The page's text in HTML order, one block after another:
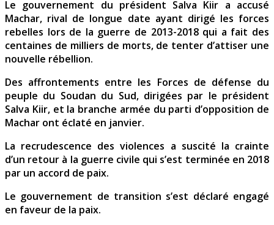
Le gouvernement du président Salva Kiir a accusé
Machar, rival de longue date ayant dirigé les forces
rebelles lors de la guerre de 2013-2018 qui a fait des
centaines de milliers de morts, de tenter d’attiser une
nouvelle rébellion.
Des affrontements entre les Forces de défense du
peuple du Soudan du Sud, dirigées par le président
Salva Kiir, et la branche armée du parti d’opposition de
Machar ont éclaté en janvier.
La recrudescence des violences a suscité la crainte
d’un retour à la guerre civile qui s’est terminée en 2018
par un accord de paix.
Le gouvernement de transition s’est déclaré engagé
en faveur de la paix.